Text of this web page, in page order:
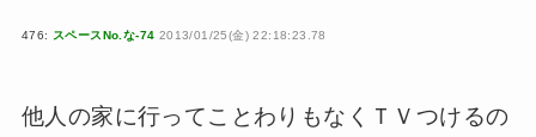
476: スペースNo.な-74 2013/01/25(金) 22:18:23.78
他人の家に行ってことわりもなくＴＶつけるの